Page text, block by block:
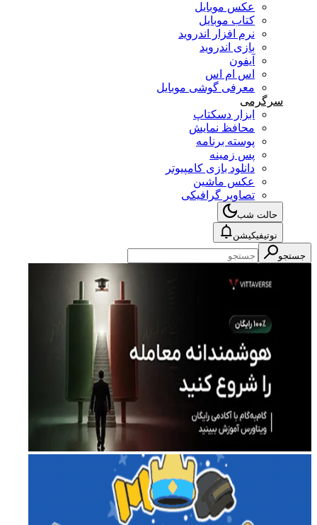
عکس موبایل
کتاب موبایل
نرم افزار اندروید
بازی اندروید
آیفون
اس ام اس
معرفی گوشی موبایل
سرگرمی
ابزار دسکتاپ
محافظ نمایش
پوسته برنامه
پس زمینه
دانلود بازی کامپیوتر
عکس ماشین
تصاویر گرافیکی
حالت شب
نوتیفیکیشن
جستجو